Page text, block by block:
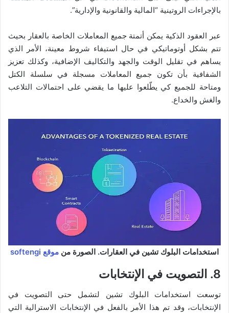
بالإجراءات الروتينية “المالية والقانونية والإدارية”.
عبر العقود الذكية يمكن أتمتة جميع المعاملات الخاصة بالعقار بحيث
تتم بشكل أوتوماتيكي في حال استيفاء شروط معينة، الأمر الذي
يساهم في تقليل الوقت والجهد والتكاليف الإضافية، وكذلك تعزيز
الشفافية بأن تكون جميع المعاملات مسجلة في سلسلة الكتل
ومتاحة للجميع كي يطّلعوا عليها ما يقضي على احتمالات التلاعب
والغش والخداع.
استخدامات البلوك تشين في العقارات. الصورة من موقع softengi
8. التصويت في الإنتخابات
توسعت استخدامات البلوك تشين لتشمل حتى التصويت في
الإنتخابات، وقد تم هذا الأمر بالفعل في الإنتخابات الاسترالية التي